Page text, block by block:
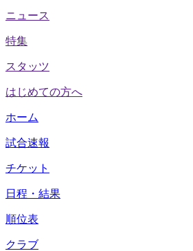
ニュース
特集
スタッツ
はじめての方へ
ホーム
試合速報
チケット
日程・結果
順位表
クラブ